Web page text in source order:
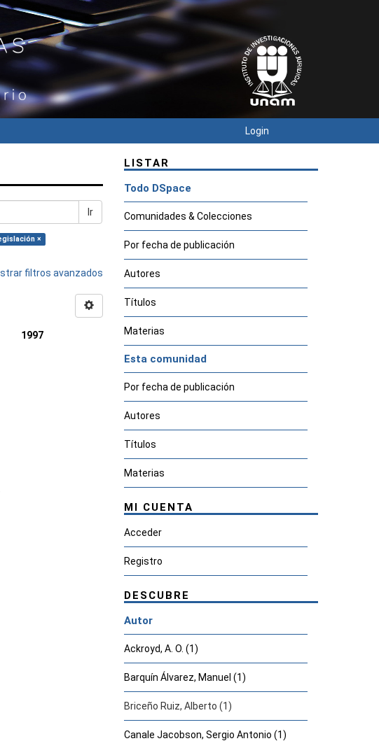
Login
Ir
×
filtros avanzados
1997
LISTAR
Todo DSpace
Comunidades & Colecciones
Por fecha de publicación
Autores
Títulos
Materias
Esta comunidad
Por fecha de publicación
Autores
Títulos
Materias
MI CUENTA
Acceder
Registro
DESCUBRE
Autor
Ackroyd, A. O. (1)
Barquín Álvarez, Manuel (1)
Briceño Ruiz, Alberto (1)
Canale Jacobson, Sergio Antonio (1)